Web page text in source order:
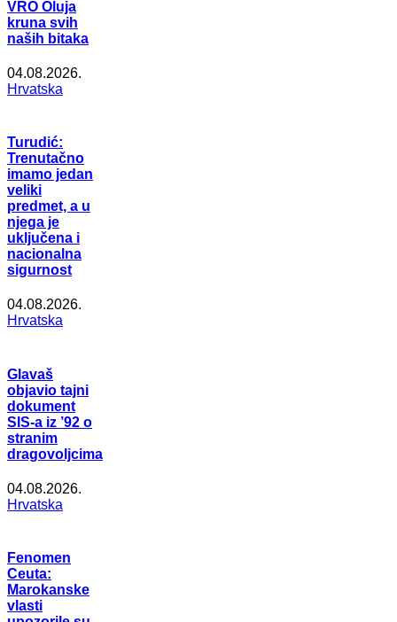
VRO Oluja
kruna svih
naših bitaka
04.08.2026.
Hrvatska
Turudić:
Trenutačno
imamo jedan
veliki
predmet, a u
njega je
uključena i
nacionalna
sigurnost
04.08.2026.
Hrvatska
Glavaš
objavio tajni
dokument
SIS-a iz ’92 o
stranim
dragovoljcima
04.08.2026.
Hrvatska
Fenomen
Ceuta:
Marokanske
vlasti